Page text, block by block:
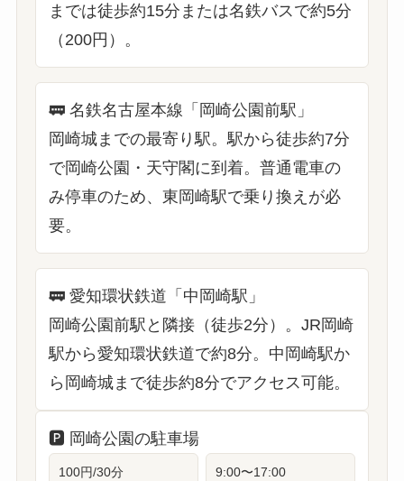
までは徒歩約15分または名鉄バスで約5分
（200円）。
🚃名鉄名古屋本線「岡崎公園前駅」
岡崎城までの最寄り駅。駅から徒歩約7分
で岡崎公園・天守閣に到着。普通電車の
み停車のため、東岡崎駅で乗り換えが必
要。
🚃愛知環状鉄道「中岡崎駅」
岡崎公園前駅と隣接（徒歩2分）。JR岡崎
駅から愛知環状鉄道で約8分。中岡崎駅か
ら岡崎城まで徒歩約8分でアクセス可能。
🅿️ 岡崎公園の駐車場
100円/30分 9:00〜17:00